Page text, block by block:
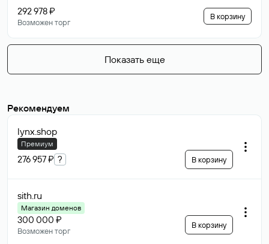
292 978 ₽
Возможен торг
В корзину
Показать еще
Рекомендуем
lynx.shop
Премиум
276 957 ₽ ? В корзину
sith.ru
Магазин доменов
300 000 ₽
Возможен торг
В корзину